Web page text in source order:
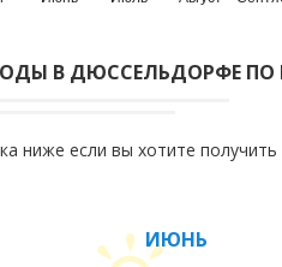
В ДЮССЕЛЬДОРФЕ
ниже если вы хотите
ИЮНЬ